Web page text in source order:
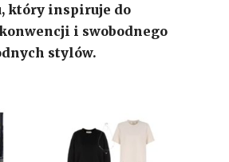
który inspiruje do
i swobodnego
stylów.